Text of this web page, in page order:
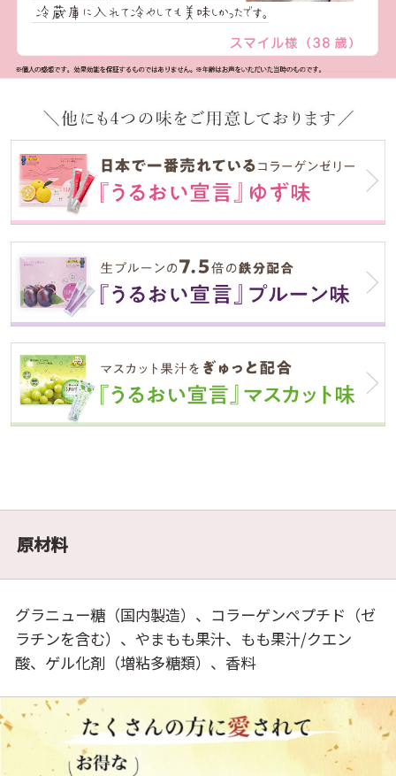
原材料
グラニュー糖（国内製造）、コラーゲンペプチド（ゼ
ラチンを含む）、やまもも果汁、もも果汁/クエン
酸、ゲル化剤（増粘多糖類）、香料